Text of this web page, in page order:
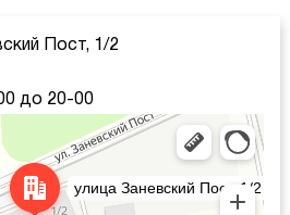
Пост, 1/2
до 20-00
поиск мест